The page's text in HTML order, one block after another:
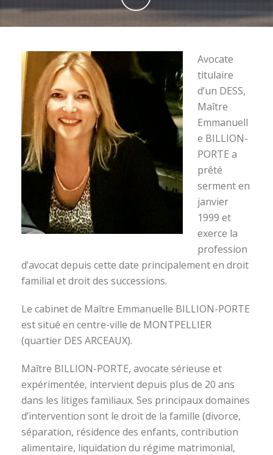
Avocate
titulaire
d’un DESS,
Maître
Emmanuell
e BILLION-
PORTE a
prêté
serment en
janvier
1999 et
exerce la
profession
d’avocat depuis cette date principalement en droit
familial et droit des successions.
Le cabinet de Maître Emmanuelle BILLION-PORTE
est situé en centre-ville de MONTPELLIER
(quartier DES ARCEAUX).
Maître BILLION-PORTE, avocate sérieuse et
expérimentée, intervient depuis plus de 20 ans
dans les litiges familiaux. Ses principaux domaines
d’intervention sont le droit de la famille (divorce,
séparation, résidence des enfants, contribution
alimentaire, liquidation du régime matrimonial,